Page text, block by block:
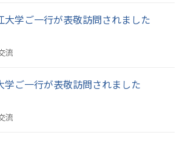
大学ご一行が表敬訪問されました
流
学ご一行が表敬訪問されました
流